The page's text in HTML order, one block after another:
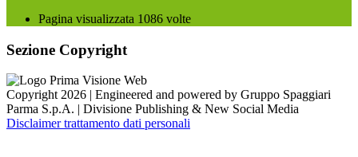
Pagina visualizzata 1086 volte
Sezione Copyright
Copyright 2026 | Engineered and powered by Gruppo Spaggiari
Parma S.p.A. | Divisione Publishing & New Social Media
Disclaimer trattamento dati personali